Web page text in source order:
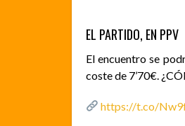
EL PARTIDO, EN PPV
El encuentro se
coste de 7’70€.
https://t.co/